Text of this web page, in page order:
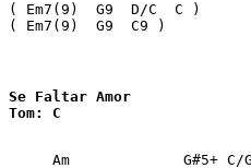
( Em7(9)  G9  D/C  C )
( Em7(9)  G9  C9 )
Se Faltar Amor
Tom: C
Am             G#5+ C/